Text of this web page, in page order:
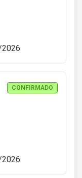
CONFIRMADO